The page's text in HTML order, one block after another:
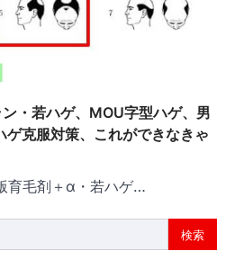
・若ハゲ、MOU字型ハゲ、男
克服対策、これができなきゃ
育毛剤＋α・若ハゲ…